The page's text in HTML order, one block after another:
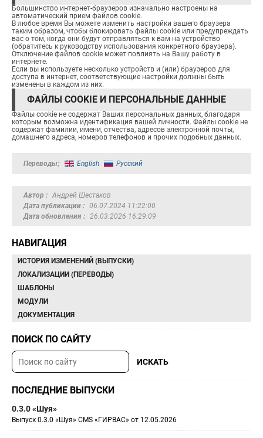
Большинство интернет-браузеров изначально настроены на
автоматический прием файлов cookie.
В любое время Вы можете изменить настройки вашего браузера
таким образом, чтобы блокировать файлы cookie или предупреждать
вас о том, когда они будут отправляться к вам на устройство
(обратитесь к руководству использования конкретного браузера).
Отключение файлов cookie может повлиять на Вашу работу в
интернете.
Если вы используете несколько устройств и (или) браузеров для
доступа в интернет, соответствующие настройки должны быть
изменены в каждом из них.
ФАЙЛЫ COOKIE И ПЕРСОНАЛЬНЫЕ ДАННЫЕ
Файлы cookie не содержат Ваших персональных данных, благодаря
которым возможна идентификация вашей личности. Файлы cookie не
содержат фамилии, имени, отчества, адресов электронной почты,
домашнего адреса, номеров телефонов и прочих подобных данных.
Переводы English Русский
Автор
Андрей Шестаков
Дата публикации
06.07.2024 11:22:00
Дата обновления
26.03.2026 16:29:09
НАВИГАЦИЯ
ИСТОРИЯ ИЗМЕНЕНИЙ (ВЫПУСКИ)
ЛОКАЛИЗАЦИИ (ПЕРЕВОДЫ)
ШАБЛОНЫ
МОДУЛИ
ДОКУМЕНТАЦИЯ
ПОИСК ПО САЙТУ
ПОСЛЕДНИЕ ВЫПУСКИ
0.3.0 «Шуя»
Выпуск 0.3.0 «Шуя» CMS «ГИРВАС» от 12.05.2026